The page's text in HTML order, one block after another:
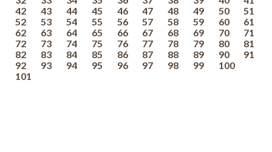
42
43 44 45 46 47 48 49 50
51
52
53 54 55 56 57 58 59 60
61
62
63 64 65 66 67 68 69 70
71
72
73 74 75 76 77 78 79 80
81
82
83 84 85 86 87 88 89 90
91
92
93 94 95 96 97 98 99
100
101